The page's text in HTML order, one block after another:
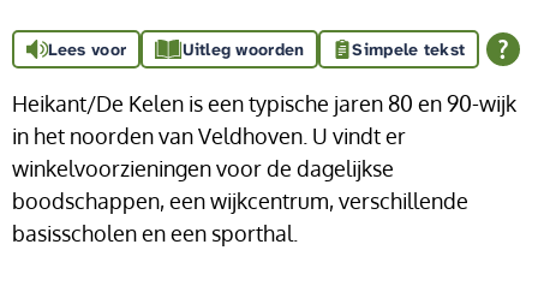
Lees voor Uitleg woorden Simpele tekst
Heikant/De Kelen is een typische jaren 80 en 90-wijk
in het noorden van Veldhoven. U vindt er
winkelvoorzieningen voor de dagelijkse
boodschappen, een wijkcentrum, verschillende
basisscholen en een sporthal.